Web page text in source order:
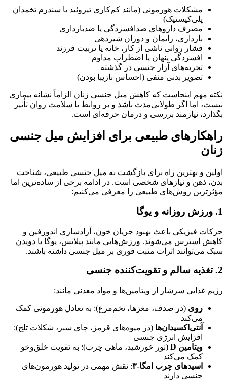
مشکلات هورمونی (مانند کم‌کاری تیروئید یا سندرم تخمدان
پلی‌کیستیک)
مصرف داروهای ضدافسردگی یا ضدبارداری
بارداری، زایمان و دوران شیردهی
فشار روانی ناشی از کار، خانه یا تربیت فرزند
افسردگی پنهان یا اضطراب مداوم
تجربه‌های آزار جنسی در گذشته
تصویر بدنی منفی (احساس نازیبا بودن)
نکته مهم اینجاست که کاهش میل جنسی زنان الزاماً نشانه بیماری
نیست، اما اگر طولانی‌مدت باشد و بر روابط یا سلامت روان تأثیر
بگذارد، نیازمند بررسی و درمان حرفه‌ای است.
راهکارهای طبیعی برای افزایش میل جنسی
زنان
اولین و بهترین راه برای بازگشت به میل جنسی طبیعی، شناخت
بدن، ذهن و نیازهای شخصی است. در ادامه برخی از ساده‌ترین اما
مؤثرترین روش‌های طبیعی را معرفی می‌کنیم:
1. ورزش روزانه و یوگا
حرکات فیزیکی باعث بهبود جریان خون، آزادسازی اندورفین و
کاهش استرس می‌شوند. ورزش‌هایی مانند پیلاتس، یوگا یا دویدن
سبک می‌توانند اثرات مثبت فوری بر میل جنسی داشته باشند.
2. تغذیه سالم و تقویت‌کننده جنسی
رژیم غذایی سرشار از ویتامین‌ها و مواد معدنی مانند:
روی (در صدف، مغزها، تخم‌مرغ): به تعادل هورمونی کمک
می‌کند
آنتی‌اکسیدان‌ها (در میوه‌های قرمز، چای سبز، شکلات تلخ):
افزایش انرژی جنسی
ویتامین D
(نور خورشید، ماهی چرب): به تقویت خلق‌وخو
کمک می‌کند
اسیدهای چرب امگا-۳ : نقش مهمی در تولید هورمون‌های
جنسی دارند